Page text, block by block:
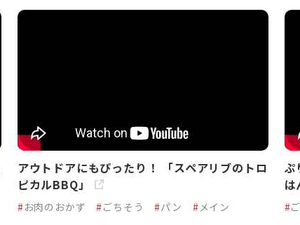
アウトドアにもぴったり！ 「スペアリブのトロ
ピカルBBQ」
#お肉のおかず #ごちそう #パン #メイン
ぷ
は
#